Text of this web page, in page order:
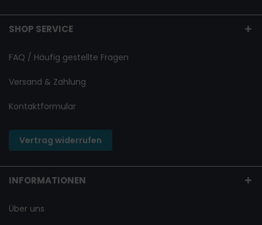
SHOP SERVICE
FAQ / Häufig gestellte Fragen
Versand & Zahlung
Kontaktformular
Vertrag widerrufen
INFORMATIONEN
Über uns